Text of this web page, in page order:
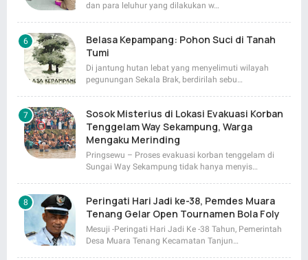
dan para leluhur yang dilakukan w…
Belasa Kepampang: Pohon Suci di Tanah
Tumi
Di jantung hutan lebat yang menyelimuti wilayah
pegunungan Sekala Brak, berdirilah sebu…
Sosok Misterius di Lokasi Evakuasi Korban
Tenggelam Way Sekampung, Warga
Mengaku Merinding
Pringsewu – Proses evakuasi korban tenggelam di
Sungai Way Sekampung tidak hanya menyis…
Peringati Hari Jadi ke-38, Pemdes Muara
Tenang Gelar Open Tournamen Bola Foly
Mesuji -Peringati Hari Jadi Ke -38 Tahun, Pemerintah
Desa Muara Tenang Kecamatan Tanjun…